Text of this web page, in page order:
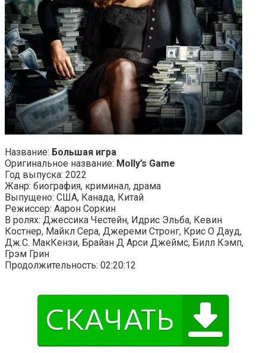
Название: Большая игра
Оригинальное название: Molly’s Game
Год выпуска: 2022
Жанр: биография, криминал, драма
Выпущено: США, Канада, Китай
Режиссер: Аарон Соркин
В ролях: Джессика Честейн, Идрис Эльба, Кевин
Костнер, Майкл Сера, Джереми Стронг, Крис О Дауд,
Дж.С. МакКензи, Брайан Д Арси Джеймс, Билл Кэмп,
Грэм Грин
Продолжительность: 02:20:12